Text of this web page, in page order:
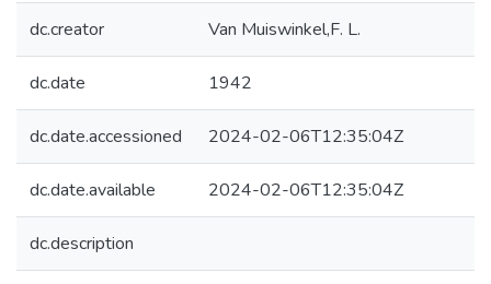
dc.creator Van Muiswinkel,F. L.
dc.date 1942
dc.date.accessioned 2024-02-06T12:35:04Z
dc.date.available 2024-02-06T12:35:04Z
dc.description